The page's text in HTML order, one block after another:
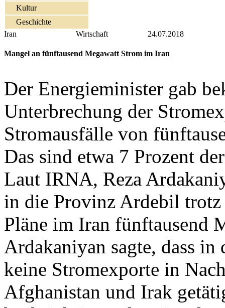
Kultur
Geschichte
Iran
Wirtschaft 24.07.2018
Mangel an fünftausend Megawatt Strom im Iran
Der Energieminister gab
Unterbrechung der
Stromausfälle von
Das sind etwa 7 Prozent
Laut IRNA, Reza
in die Provinz Ardebil trotz
Pläne im Iran fünftausend
Ardakaniyan sagte, dass
keine Stromexporte in
Afghanistan und Irak